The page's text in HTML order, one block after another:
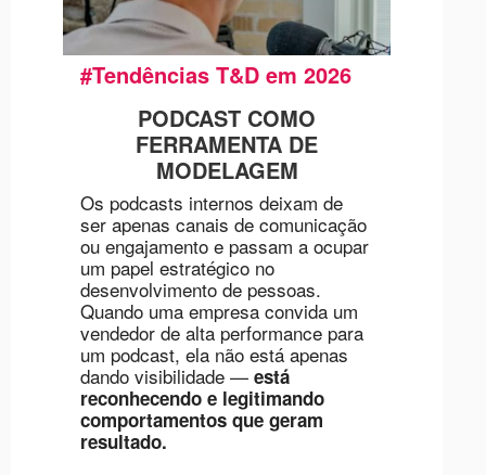
#Tendências T&D em 2026
PODCAST COMO
FERRAMENTA DE
MODELAGEM
Os podcasts internos deixam de
ser apenas canais de comunicação
ou engajamento e passam a ocupar
um papel estratégico no
desenvolvimento de pessoas.
Quando uma empresa convida um
vendedor de alta performance para
um podcast, ela não está apenas
dando visibilidade — está
reconhecendo e legitimando
comportamentos que geram
resultado.